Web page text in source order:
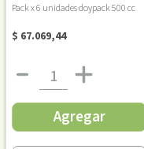
Pack x 6 unidades doypack 500 cc
$ 67.069,44
Agregar